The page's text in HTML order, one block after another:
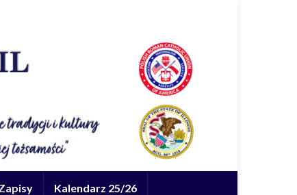
Kalendarz 25/26